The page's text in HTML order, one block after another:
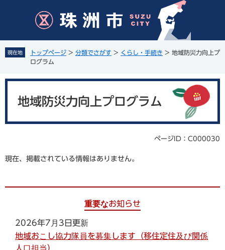
先
頭
す
を
飛
し
現在地 トップページ > 分類でさがす > くらし・手続き > 地域防災力向上プ
ログラム
地域防災力向上プログラム
ページID：C000030
現在、掲載されている情報はありません。
重要なお知らせ
2026年7月3日更新
地域おこし協力隊員を募集します（移住定住及び関係
人口担当）